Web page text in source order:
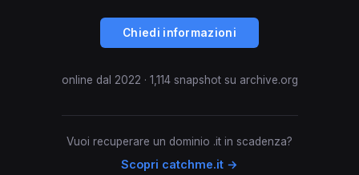
Chiedi informazioni
online dal 2022 · 1,114 snapshot su archive.org
Vuoi recuperare un dominio .it in scadenza?
Scopri catchme.it →